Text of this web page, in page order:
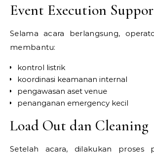
Event Execution
Selama acara berlangsung,
membantu:
kontrol listrik
koordinasi keamanan internal
pengawasan aset venue
penanganan emergency kecil
Load Out dan Cleaning
Setelah acara, dilakukan proses